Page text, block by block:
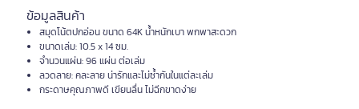
ข้อมูลสินค้า
สมุดโน้ตปกอ่อน ขนาด 64K น้ำหนักเบา พกพาสะดวก
ขนาดเล่ม: 10.5 x 14 ซม.
จำนวนแผ่น: 96 แผ่น ต่อเล่ม
ลวดลาย: คละลาย น่ารักและไม่ซ้ำกันในแต่ละเล่ม
กระดาษคุณภาพดี เขียนลื่น ไม่ฉีกขาดง่าย